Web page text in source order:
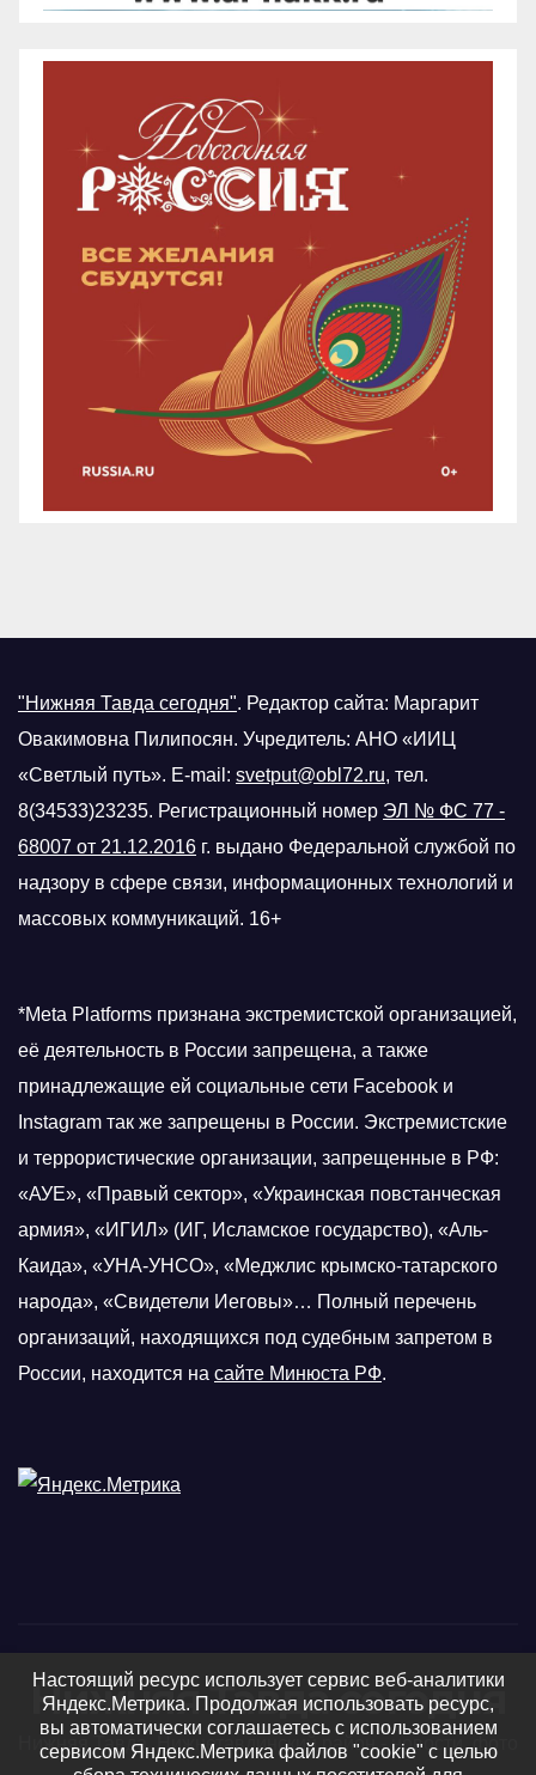
"Нижняя Тавда сегодня". Редактор сайта: Маргарит
Овакимовна Пилипосян. Учредитель: АНО «ИИЦ
«Светлый путь». E-mail: svetput@obl72.ru, тел.
8(34533)23235. Регистрационный номер ЭЛ № ФС 77 -
68007 от 21.12.2016 г. выдано Федеральной службой по
надзору в сфере связи, информационных технологий и
массовых коммуникаций. 16+
*Meta Platforms признана экстремистской организацией,
её деятельность в России запрещена, а также
принадлежащие ей социальные сети Facebook и
Instagram так же запрещены в России. Экстремистские
и террористические организации, запрещенные в РФ:
«АУЕ», «Правый сектор», «Украинская повстанческая
армия», «ИГИЛ» (ИГ, Исламское государство), «Аль-
Каида», «УНА-УНСО», «Меджлис крымско-татарского
народа», «Свидетели Иеговы»… Полный перечень
организаций, находящихся под судебным запретом в
России, находится на сайте Минюста РФ.
Нижняя Тавда сегодня
Нижняя Тавда, Нижнетавдинский район - новости, фото
Настоящий ресурс использует сервис веб-аналитики
Яндекс.Метрика. Продолжая использовать ресурс,
вы автоматически соглашаетесь с использованием
сервисом Яндекс.Метрика файлов "cookie" с целью